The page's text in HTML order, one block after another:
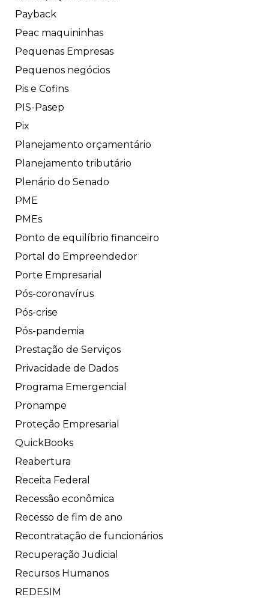
Payback
Peac maquininhas
Pequenas Empresas
Pequenos negócios
Pis e Cofins
PIS-Pasep
Pix
Planejamento orçamentário
Planejamento tributário
Plenário do Senado
PME
PMEs
Ponto de equilíbrio financeiro
Portal do Empreendedor
Porte Empresarial
Pós-coronavírus
Pós-crise
Pós-pandemia
Prestação de Serviços
Privacidade de Dados
Programa Emergencial
Pronampe
Proteção Empresarial
QuickBooks
Reabertura
Receita Federal
Recessão econômica
Recesso de fim de ano
Recontratação de funcionários
Recuperação Judicial
Recursos Humanos
REDESIM